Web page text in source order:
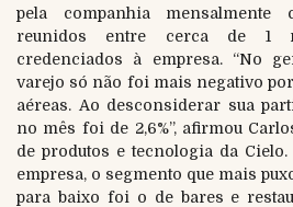
pela companhia
reunidos entre cerca de 1
credenciados à empresa. “No
varejo só não foi mais negativo
aéreas. Ao desconsiderar sua
no mês foi de 2,6%”, afirmou
de produtos e tecnologia da
empresa, o segmento que mais
para baixo foi o de bares e